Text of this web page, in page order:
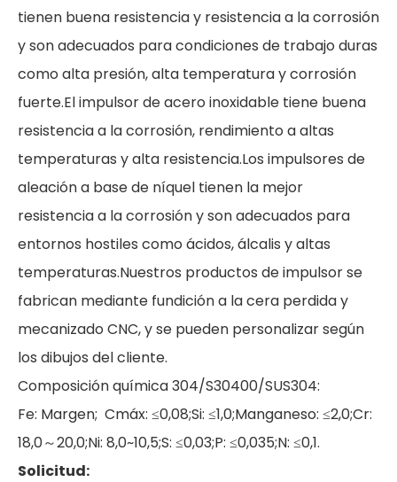
tienen buena resistencia y resistencia a la corrosión
y son adecuados para condiciones de trabajo duras
como alta presión, alta temperatura y corrosión
fuerte.El impulsor de acero inoxidable tiene buena
resistencia a la corrosión, rendimiento a altas
temperaturas y alta resistencia.Los impulsores de
aleación a base de níquel tienen la mejor
resistencia a la corrosión y son adecuados para
entornos hostiles como ácidos, álcalis y altas
temperaturas.Nuestros productos de impulsor se
fabrican mediante fundición a la cera perdida y
mecanizado CNC, y se pueden personalizar según
los dibujos del cliente.
Composición química 304/S30400/SUS304:
Fe: Margen; Cmáx: ≤0,08;Si: ≤1,0;Manganeso: ≤2,0;Cr:
18,0～20,0;Ni: 8,0~10,5;S: ≤0,03;P: ≤0,035;N: ≤0,1.
Solicitud: